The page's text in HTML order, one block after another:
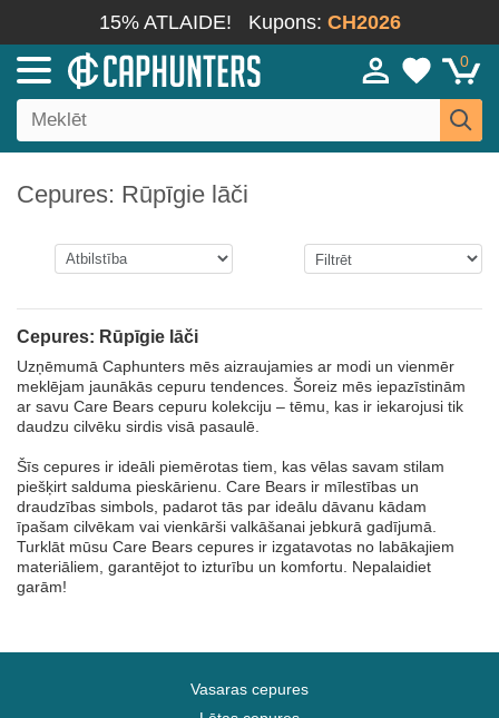
15% ATLAIDE! Kupons: CH2026
0
Cepures: Rūpīgie lāči
Cepures: Rūpīgie lāči
Uzņēmumā Caphunters mēs aizraujamies ar modi un vienmēr
meklējam jaunākās cepuru tendences. Šoreiz mēs iepazīstinām
ar savu Care Bears cepuru kolekciju – tēmu, kas ir iekarojusi tik
daudzu cilvēku sirdis visā pasaulē.
Šīs cepures ir ideāli piemērotas tiem, kas vēlas savam stilam
piešķirt salduma pieskārienu. Care Bears ir mīlestības un
draudzības simbols, padarot tās par ideālu dāvanu kādam
īpašam cilvēkam vai vienkārši valkāšanai jebkurā gadījumā.
Turklāt mūsu Care Bears cepures ir izgatavotas no labākajiem
materiāliem, garantējot to izturību un komfortu. Nepalaidiet
garām!
Vasaras cepures